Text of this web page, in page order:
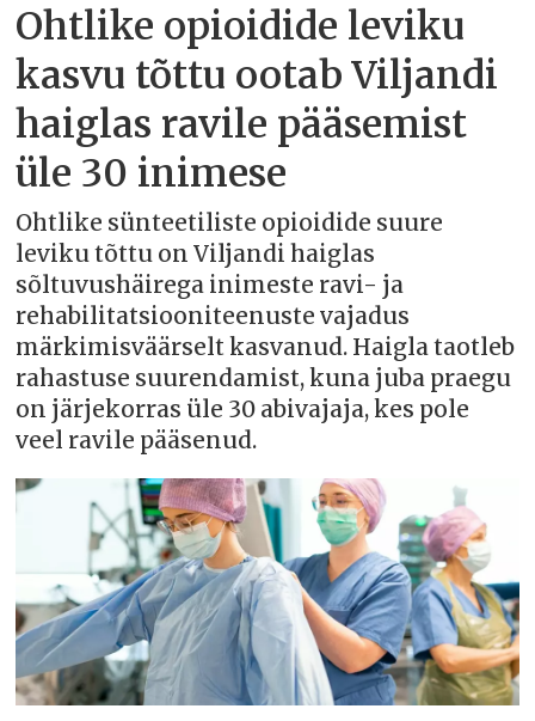
Ohtlike opioidide leviku
kasvu tõttu ootab Viljandi
haiglas ravile pääsemist
üle 30 inimese
Ohtlike sünteetiliste opioidide suure
leviku tõttu on Viljandi haiglas
sõltuvushäirega inimeste ravi- ja
rehabilitatsiooniteenuste vajadus
märkimisväärselt kasvanud. Haigla taotleb
rahastuse suurendamist, kuna juba praegu
on järjekorras üle 30 abivajaja, kes pole
veel ravile pääsenud.